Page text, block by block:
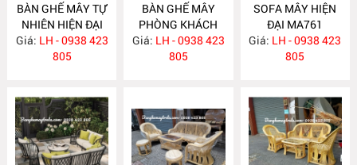
BÀN GHẾ MÂY TỰ
NHIÊN HIỆN ĐẠI
MA763
Giá: LH - 0938 423
805
BÀN GHẾ MÂY
PHÒNG KHÁCH
MA762
Giá: LH - 0938 423
805
SOFA MÂY HIỆN
ĐẠI MA761
Giá: LH - 0938 423
805